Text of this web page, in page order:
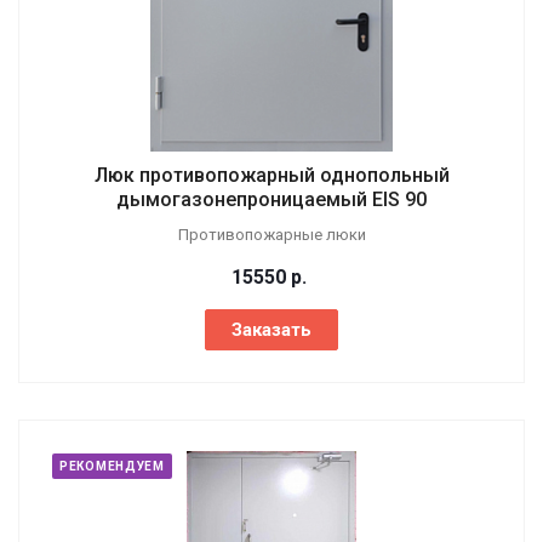
Люк противопожарный однопольный
дымогазонепроницаемый EIS 90
Противопожарные люки
15550 р.
Заказать
РЕКОМЕНДУЕМ